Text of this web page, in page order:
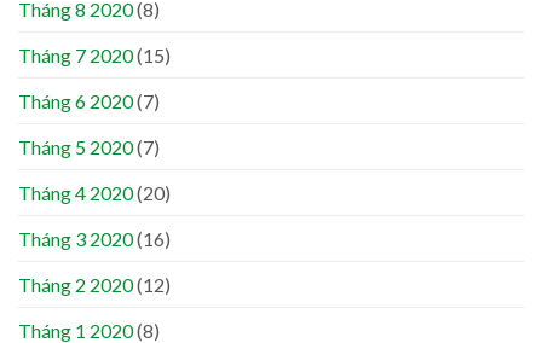
Tháng 8 2020(8)
Tháng 7 2020(15)
Tháng 6 2020(7)
Tháng 5 2020(7)
Tháng 4 2020(20)
Tháng 3 2020(16)
Tháng 2 2020(12)
Tháng 1 2020(8)